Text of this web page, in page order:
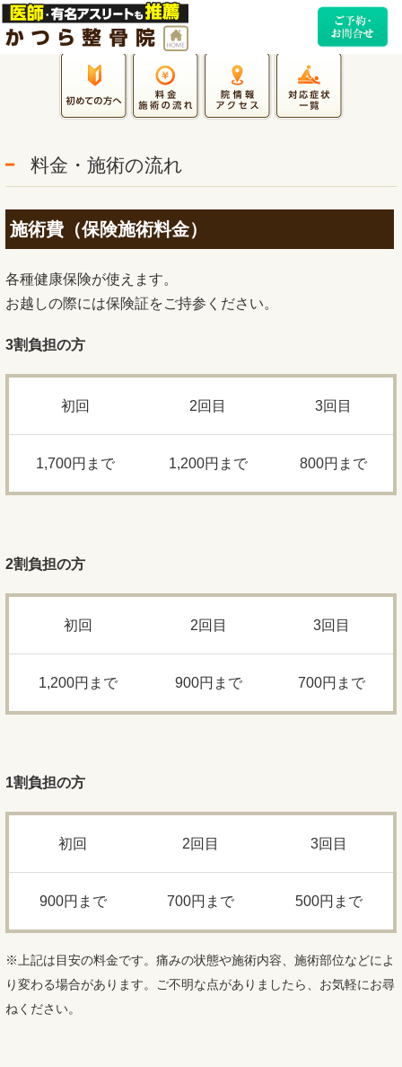
料金・施術の流れ
施術費（保険施術料金）
各種健康保険が使えます。
お越しの際には保険証をご持参ください。
3割負担の方
初回 2回目 3回目
1,700円まで 1,200円まで 800円まで
2割負担の方
初回 2回目 3回目
1,200円まで 900円まで 700円まで
1割負担の方
初回 2回目 3回目
900円まで 700円まで 500円まで
※上記は目安の料金です。痛みの状態や施術内容、施術部位などによ
り変わる場合があります。ご不明な点がありましたら、お気軽にお尋
ねください。